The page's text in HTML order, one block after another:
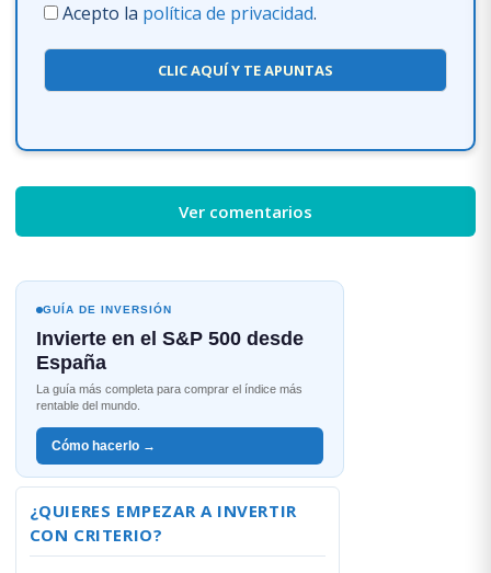
Acepto la política de privacidad.
CLIC AQUÍ Y TE APUNTAS
Ver comentarios
GUÍA DE INVERSIÓN
Invierte en el S&P 500 desde
España
La guía más completa para comprar el índice más
rentable del mundo.
Cómo hacerlo →
¿QUIERES EMPEZAR A INVERTIR
CON CRITERIO?